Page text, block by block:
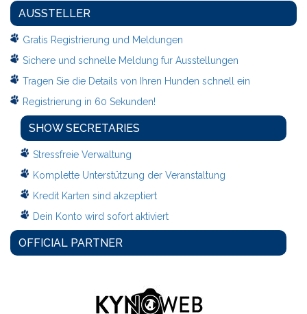
AUSSTELLER
Gratis Registrierung und Meldungen
Sichere und schnelle Meldung fur Ausstellungen
Tragen Sie die Details von Ihren Hunden schnell ein
Registrierung in 60 Sekunden!
SHOW SECRETARIES
Stressfreie Verwaltung
Komplette Unterstützung der Veranstaltung
Kredit Karten sind akzeptiert
Dein Konto wird sofort aktiviert
OFFICIAL PARTNER